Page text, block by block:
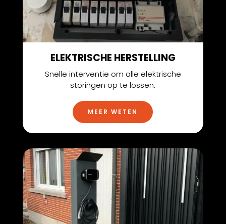
ELEKTRISCHE HERSTELLING
Snelle interventie om alle elektrische
storingen op te lossen.
MEER WETEN